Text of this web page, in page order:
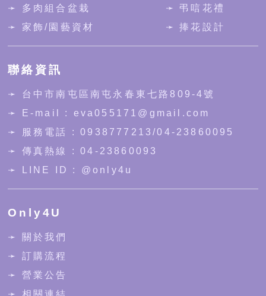
➛ 多肉組合盆栽
➛ 家飾/園藝資材
➛ 弔唁花禮
➛ 捧花設計
聯絡資訊
➛ 台中市南屯區南屯永春東七路809-4號
➛ E-mail : eva055171@gmail.com
➛ 服務電話 :0938777213/04-23860095
➛ 傳真熱線 : 04-23860093
➛ LINE ID : @only4u
Only4U
➛ 關於我們
➛ 訂購流程
➛ 營業公告
➛ 相關連結